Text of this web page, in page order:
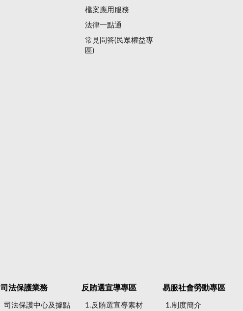
檔案應用服務
法律一點通
常見問答(民眾權益專
區)
司法保護業務
司法保護中心及據點
反賄選宣導專區
1.反賄選宣導素材
易服社會勞動專區
1.制度簡介